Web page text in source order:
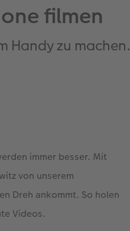
filmen
Handy zu machen.
immer besser. Mit
von unserem
Dreh ankommt. So holen
Videos.